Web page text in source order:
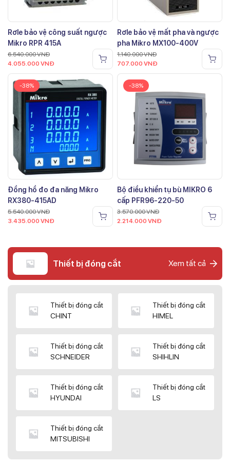
Rơle bảo vệ công suất ngược
Mikro RPR 415A
6.540.000VNĐ
4.055.000 VNĐ
Rơle bảo vệ mất pha và ngược
pha Mikro MX100-400V
1.140.000VNĐ
707.000 VNĐ
-38%
Đồng hồ đo đa năng Mikro
RX380-415AD
5.540.000VNĐ
3.435.000 VNĐ
-38%
Bộ điều khiển tụ bù MIKRO 6
cấp PFR96-220-50
3.570.000VNĐ
2.214.000 VNĐ
Thiết bị đóng cắt Xem tất cả
Thiết bị đóng cắt
CHINT
Thiết bị đóng cắt
HIMEL
Thiết bị đóng cắt
SCHNEIDER
Thiết bị đóng cắt
SHIHLIN
Thiết bị đóng cắt
HYUNDAI
Thiết bị đóng cắt
LS
Thiết bị đóng cắt
MITSUBISHI